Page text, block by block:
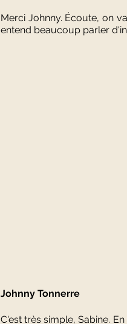
Merci Johnny. Écoute, on
entend beaucoup parler
Johnny Tonnerre
C'est très simple, Sabine.